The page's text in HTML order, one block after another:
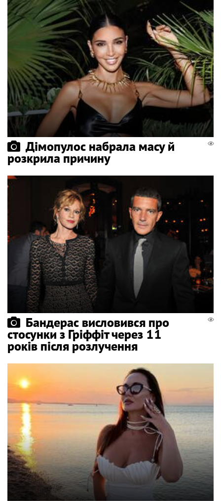
Дімопулос набрала масу й
розкрила причину
Бандерас висловився про
стосунки з Гріффіт через 11
років після розлучення